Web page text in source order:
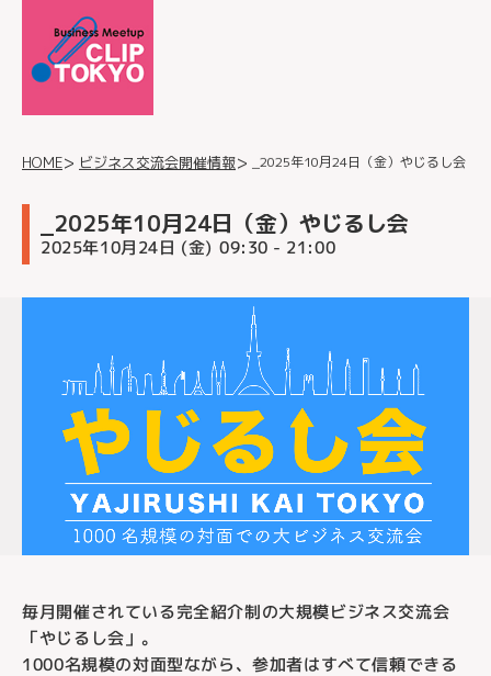
HOME ビジネス交流会開催情報 _2025年10月24日（金）やじるし会
_2025年10月24日（金）やじるし会
2025年10月24日 (金) 09:30 - 21:00
毎月開催されている完全紹介制の大規模ビジネス交流会
「やじるし会」。
1000名規模の対面型ながら、参加者はすべて信頼できる